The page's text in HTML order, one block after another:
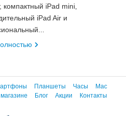
компактный iPad mini,
iPad Air и
Планшеты Часы
Mac
Блог Акции Контакты